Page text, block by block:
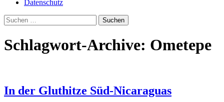
Datenschutz
Suchen
nach:
Schlagwort-Archive: Ometepe
In der Gluthitze Süd-Nicaraguas